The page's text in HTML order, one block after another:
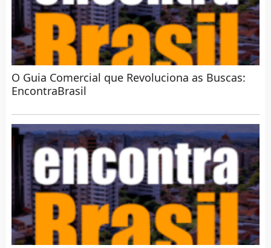
O Guia Comercial que Revoluciona as Buscas:
EncontraBrasil